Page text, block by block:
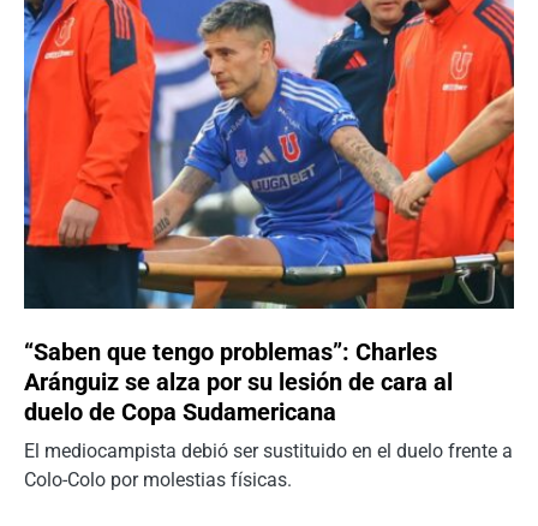
“Saben que tengo problemas”: Charles
Aránguiz se alza por su lesión de cara al
duelo de Copa Sudamericana
El mediocampista debió ser sustituido en el duelo frente a
Colo-Colo por molestias físicas.